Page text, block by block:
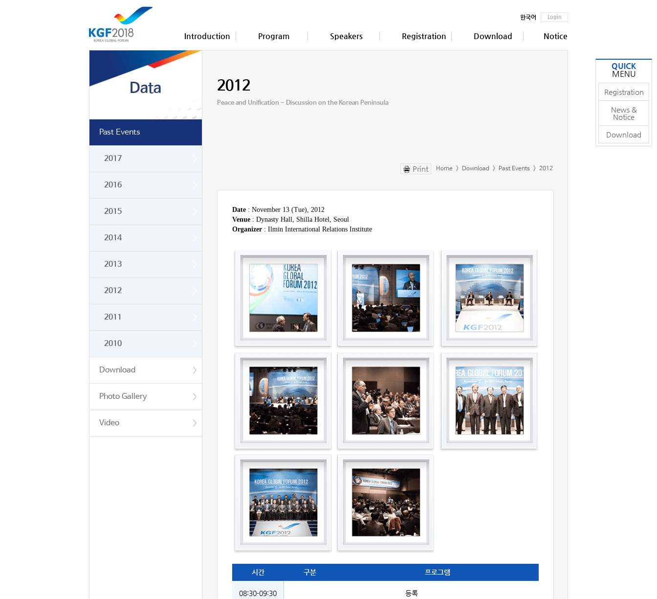
QUICK
MENU
Registration
News &
Notice
Download
Login
한국어
Introduction Program Speakers Registration Download Notice
Data
Past Events
2017
2016
2015
2014
2013
2012
2011
2010
Download
Photo Gallery
Video
2012
Peace and Unification - Discussion on the Korean Peninsula
Print Home Download Past Events 2012
Date : November 13 (Tue), 2012
Venue : Dynasty Hall, Shilla Hotel, Seoul
Organizer : Ilmin International Relations Institute
시간 구분 프로그램
08:30-09:30 등록